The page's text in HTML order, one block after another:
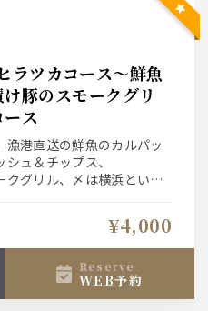
ラツカコース～鮮魚
豚のスモークグリ
ス
港直送の鮮魚のカルパッ
ュ＆チップス、
クグリル、〆は横浜といえ
¥4,000
reserve
WEB予約